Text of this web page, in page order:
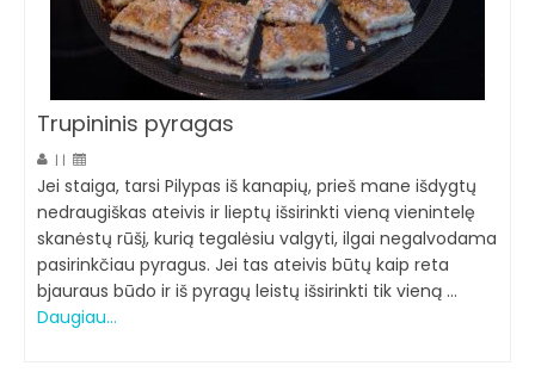
Trupininis pyragas
| |
Jei staiga, tarsi Pilypas iš kanapių, prieš mane išdygtų
nedraugiškas ateivis ir lieptų išsirinkti vieną vienintelę
skanėstų rūšį, kurią tegalėsiu valgyti, ilgai negalvodama
pasirinkčiau pyragus. Jei tas ateivis būtų kaip reta
bjauraus būdo ir iš pyragų leistų išsirinkti tik vieną …
Daugiau…